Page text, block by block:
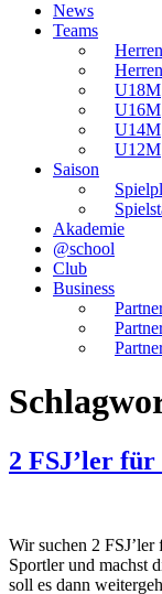
News
Teams
U18M
U16M
U14M
U12M
Saison
Akademie
@school
Club
Business
2 FSJ’ler für
Wir suchen 2
Sportler und machst
soll es dann